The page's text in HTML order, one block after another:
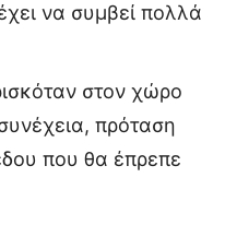
να συμβεί πολλά
στον χώρο
πρόταση
που θα έπρεπε